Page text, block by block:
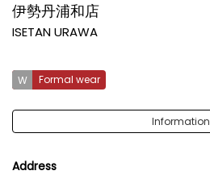
伊勢丹浦和店
ISETAN URAWA
Formal wear
Information
Address